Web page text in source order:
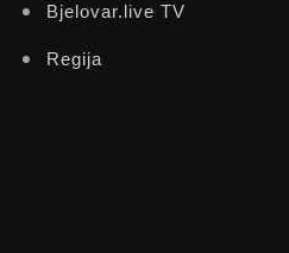
Bjelovar.live TV
Regija